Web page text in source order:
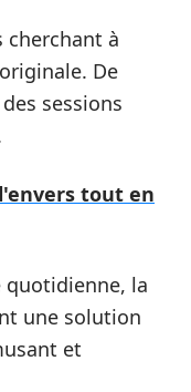
cherchant à
De
sessions
tout en
quotidienne, la
une solution
et